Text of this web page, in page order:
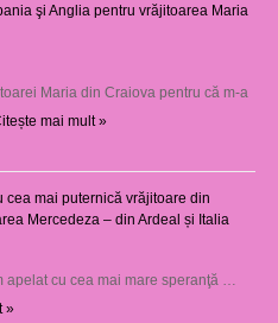
şi Anglia pentru vrăjitoarea Maria
Maria din Craiova pentru că m-a
mai mult »
cea mai puternică vrăjitoare din
Mercedeza – din Ardeal și Italia
apelat cu cea mai mare speranţă …
»